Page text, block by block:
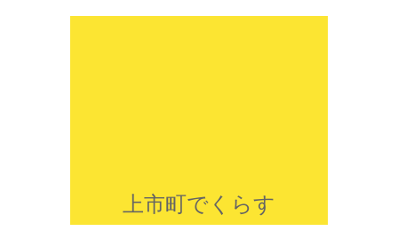
上市町でくらす